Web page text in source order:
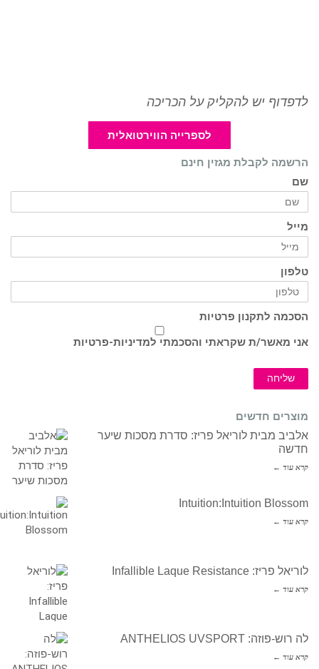
לדפדוף יש להקליק על הכריכה
לספרייה הווירטואלית
הרשמה לקבלת מגזין חינם
שם
מייל
טלפון
הסכמה לתקנון פרטיות
אני מאשר/ת שקראתי והסכמתי למדיניות-פרטיות
שליחה
מוצרים חדשים
אלביב מבית לוריאל פריז: סדרת מסכות שיער
חדשה
קרא עוד ←
Intuition:Intuition Blossom
קרא עוד ←
לוריאל פריז: Infallible Laque Resistance
קרא עוד ←
לה רוש-פוזה: ANTHELIOS UVSPORT
קרא עוד ←